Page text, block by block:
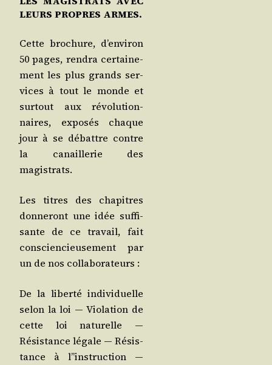
LEURS PROPRES ARMES.
Cette bro­chure, d’en­vi­ron
50 pages, ren­dra cer­tai­ne­
ment les plus grands ser­
vices à tout le monde et
sur­tout aux révo­lu­tion­
naires, expo­sés chaque
jour à se débattre contre
la canaille­rie des
magistrats.
Les titres des cha­pitres
don­ne­ront une idée suf­fi­
sante de ce tra­vail, fait
conscien­cieu­se­ment par
un de nos collaborateurs :
De la liber­té indi­vi­duelle
selon la loi ― Vio­la­tion de
cette loi natu­relle ―
Résis­tance légale ― Résis­
tance à l”instruction ―